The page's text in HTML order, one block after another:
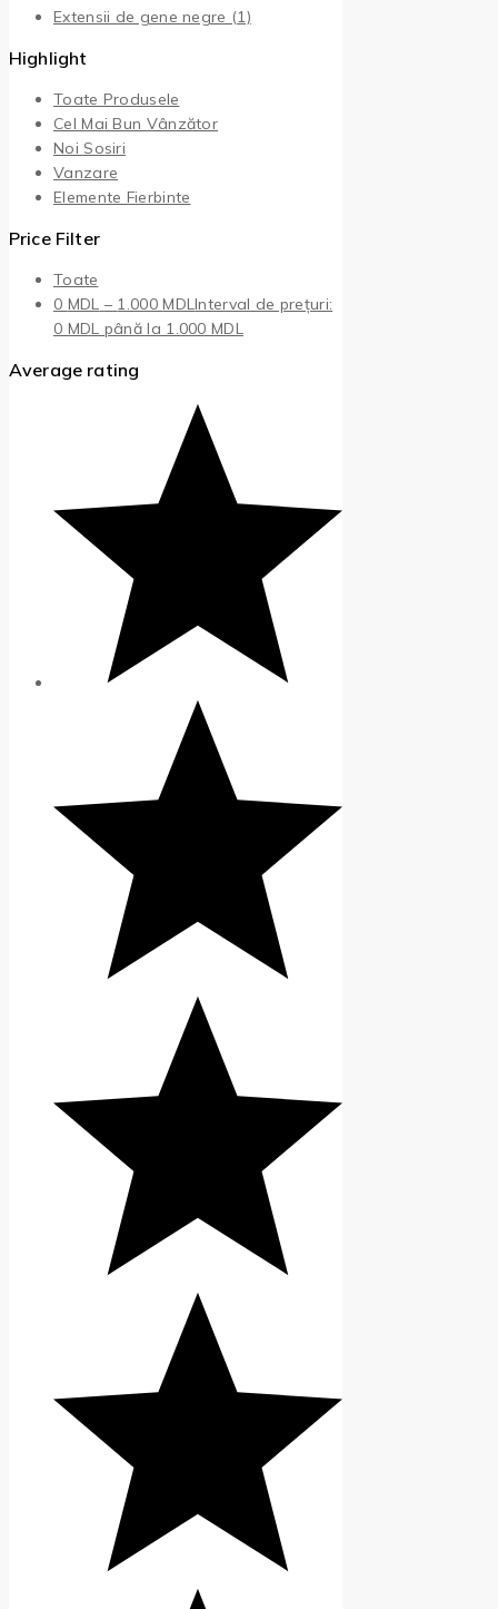
Extensii de gene negre (1)
Highlight
Toate Produsele
Cel Mai Bun Vânzător
Noi Sosiri
Vanzare
Elemente Fierbinte
Price Filter
Toate
0 MDL – 1.000MDLInterval de prețuri:
0 MDL până la 1.000 MDL
Average rating